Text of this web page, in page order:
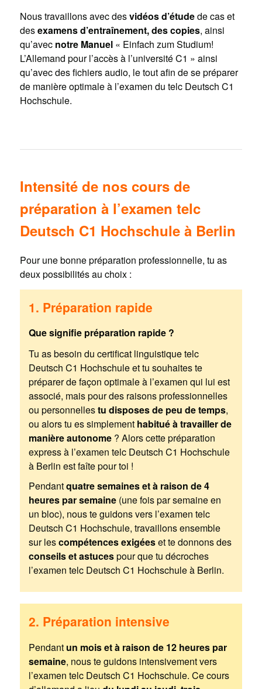
Nous travaillons avec desvidéos d’étudede cas et
desexamens d’entraînement, des copies, ainsi
qu’avec notre Manuel« Einfach zum Studium!
L’Allemand pour l’accès à l’université C1 » ainsi
qu’avec des fichiers audio, le tout afin de se préparer
de manière optimale à l’examen du telc Deutsch C1
Hochschule.
Intensité de nos cours de
préparation à l’examen telc
Deutsch C1 Hochschule à Berlin
Pour une bonne préparation professionnelle, tu as
deux possibilités au choix :
1. Préparation rapide
Que signifie préparation rapide ?
Tu as besoin du certificat linguistique telc
Deutsch C1 Hochschule et tu souhaites te
préparer de façon optimale à l’examen qui lui est
associé, mais pour des raisons professionnelles
ou personnellestu disposes de peu de temps,
ou alors tu es simplement habitué à travailler de
manière autonome? Alors cette préparation
express à l’examen telc Deutsch C1 Hochschule
à Berlin est faîte pour toi !
Pendantquatre semaines et à raison de 4
heures par semaine(une fois par semaine en
un bloc), nous te guidons vers l’examen telc
Deutsch C1 Hochschule, travaillons ensemble
sur lescompétences exigéeset te donnons des
conseils et astucespour que tu décroches
l’examen telc Deutsch C1 Hochschule à Berlin.
2. Préparation intensive
Pendantun mois et à raison de 12 heures par
semaine, nous te guidons intensivement vers
l’examen telc Deutsch C1 Hochschule. Ce cours